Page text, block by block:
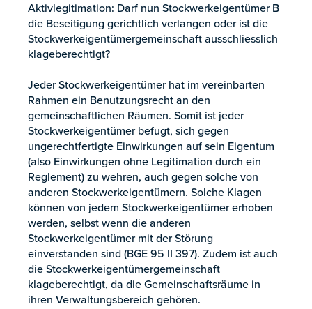
Aktivlegitimation: Darf nun Stockwerkeigentümer B
die Beseitigung gerichtlich verlangen oder ist die
Stockwerkeigentümergemeinschaft ausschliesslich
klageberechtigt?
Jeder Stockwerkeigentümer hat im vereinbarten
Rahmen ein Benutzungsrecht an den
gemeinschaftlichen Räumen. Somit ist jeder
Stockwerkeigentümer befugt, sich gegen
ungerechtfertigte Einwirkungen auf sein Eigentum
(also Einwirkungen ohne Legitimation durch ein
Reglement) zu wehren, auch gegen solche von
anderen Stockwerkeigentümern. Solche Klagen
können von jedem Stockwerkeigentümer erhoben
werden, selbst wenn die anderen
Stockwerkeigentümer mit der Störung
einverstanden sind (BGE 95 II 397). Zudem ist auch
die Stockwerkeigentümergemeinschaft
klageberechtigt, da die Gemeinschaftsräume in
ihren Verwaltungsbereich gehören.